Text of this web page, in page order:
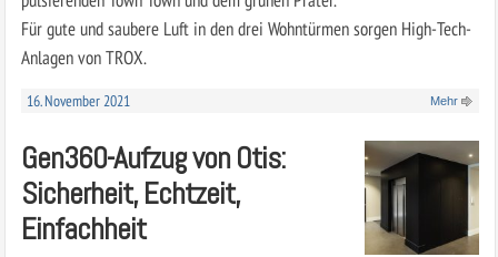
Für gute und saubere Luft in den drei Wohntürmen sorgen High-Tech-
Anlagen von TROX.
16. November 2021 Mehr
Gen360-Aufzug von Otis:
Sicherheit, Echtzeit,
Einfachheit